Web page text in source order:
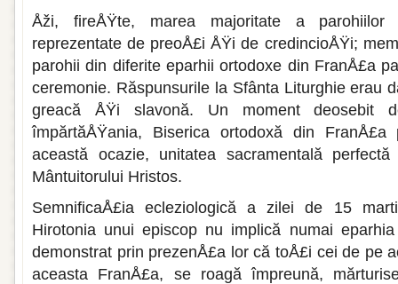
Åži, fireÅŸte, marea majoritate a parohiilor
reprezentate de preoÅ£i ÅŸi de credincioÅŸi;
parohii din diferite eparhii ortodoxe din FranÅ£a
ceremonie. Răspunsurile la Sfânta Liturghie erau
greacă ÅŸi slavonă. Un moment deosebit
împărtăÅŸania, Biserica ortodoxă din
această ocazie, unitatea sacramentală
Mântuitorului Hristos.
SemnificaÅ£ia ecleziologică a zilei de 15
Hirotonia unui episcop nu implică numai
demonstrat prin prezenÅ£a lor că toÅ£i cei de pe
aceasta FranÅ£a, se roagă împreună,